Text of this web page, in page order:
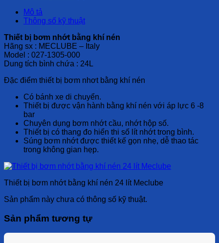
Mô tả
Thông số kỹ thuật
Thiết bị bơm nhớt bằng khí nén
Hãng sx : MECLUBE – Italy
Model : 027-1305-000
Dung tích bình chứa : 24L
Đặc điểm thiết bị bơm nhơt bằng khí nén
Có bánh xe di chuyển.
Thiết bị được vận hành bằng khí nén với áp lực 6 -8
bar
Chuyên dụng bơm nhớt cầu, nhớt hộp số.
Thiết bị có thang đo hiển thi số lít nhớt trong bình.
Súng bơm nhớt được thiết kế gọn nhẹ, dễ thao tác
trong không gian hẹp.
Thiết bị bơm nhớt bằng khí nén 24 lít Meclube
Sản phẩm này chưa có thông số kỹ thuật.
Sản phẩm tương tự